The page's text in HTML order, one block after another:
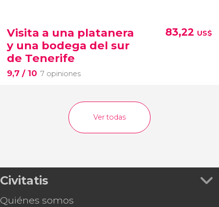
Visita a una platanera
y una bodega del sur
de Tenerife
9,7 / 10 7 opiniones
83,22 US$
Ver todas
Civitatis
Quiénes somos